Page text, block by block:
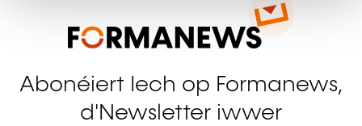
Abonéiert Iech op Formanews,
d'Newsletter iwwer